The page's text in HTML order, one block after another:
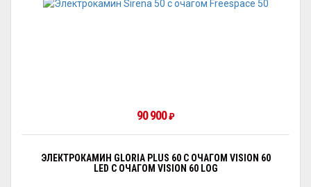
90 900₽
ЭЛЕКТРОКАМИН GLORIA PLUS 60 С ОЧАГОМ VISION 60
LED С ОЧАГОМ VISION 60 LOG